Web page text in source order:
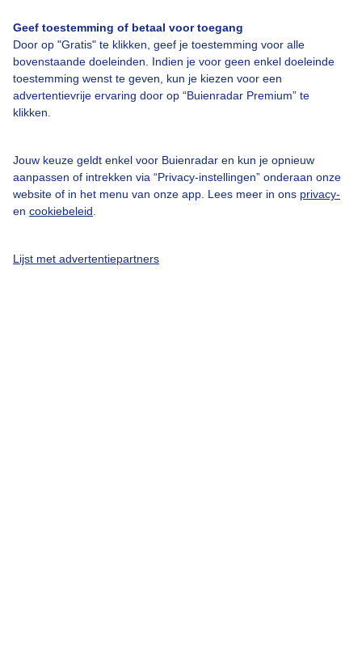
Geef toestemming of betaal voor toegang
Door op "Gratis" te klikken, geef je toestemming voor alle
bovenstaande doeleinden. Indien je voor geen enkel doeleinde
toestemming wenst te geven, kun je kiezen voor een
advertentievrije ervaring door op “Buienradar Premium” te
klikken.
Jouw keuze geldt enkel voor Buienradar en kun je opnieuw
aanpassen of intrekken via “Privacy-instellingen” onderaan onze
website of in het menu van onze app. Lees meer in ons privacy-
en cookiebeleid
Lijst met advertentiepartners
Bekijk slideshow
Een moment geduld aub...